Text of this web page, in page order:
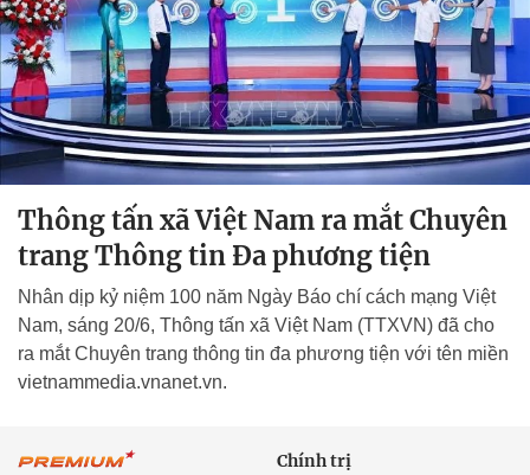
Thông tấn xã Việt Nam ra mắt Chuyên
trang Thông tin Đa phương tiện
Nhân dịp kỷ niệm 100 năm Ngày Báo chí cách mạng Việt
Nam, sáng 20/6, Thông tấn xã Việt Nam (TTXVN) đã cho
ra mắt Chuyên trang thông tin đa phương tiện với tên miền
vietnammedia.vnanet.vn.
Chính trị